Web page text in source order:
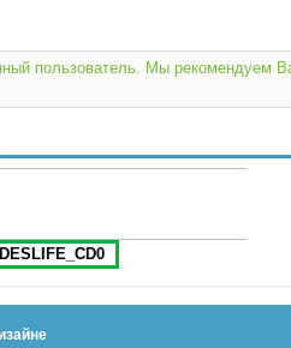
пользователь. Мы рекомендуем